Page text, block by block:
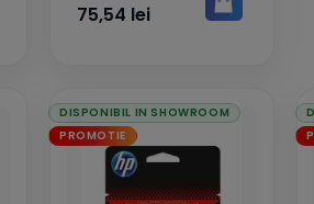
75,54 lei
DISPONIBIL IN SHOWROOM
PROMOTIE